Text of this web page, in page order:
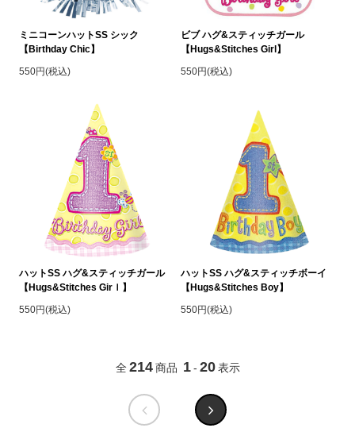
ミニコーンハットSS シック
【Birthday Chic】
550円(税込)
ビブ ハグ&スティッチガール
【Hugs&Stitches Girl】
550円(税込)
ハットSS ハグ&スティッチガール
【Hugs&Stitches Girｌ】
550円(税込)
ハットSS ハグ&スティッチボーイ
【Hugs&Stitches Boy】
550円(税込)
全 214 商品 1 - 20 表示